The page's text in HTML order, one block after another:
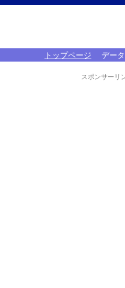
トップページ デー
スポンサーリ